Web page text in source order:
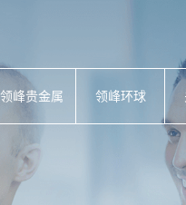
领峰贵金属 领峰环球